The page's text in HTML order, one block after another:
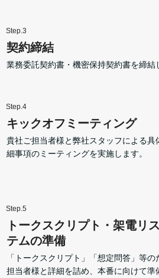
Step.3
契約締結
業務委託契約書・機密保持契約書を締結
Step.4
キックオフミーティング
貴社ご担当者様と弊社スタッフによる
細事項のミーティングを実施します。
Step.5
トークスクリプト・架電リ
テムの準備
「トークスクリプト」「想定問答」等
担当者様と詳細を詰め、本番に向けて準